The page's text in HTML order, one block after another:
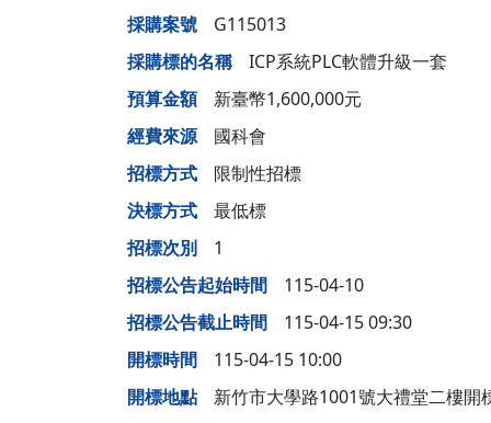
經營管理一組
經營管理二組
職務宿舍管理委員
餐飲管理委員會(光
勞工退休準備金監
無公職人員利益衝突迴避法
身分關係公開專區
博愛校區防洪與排水
採購案號
G115013
採購標的名稱
ICP系統PLC軟體升級一套
預算金額
新臺幣1,600,000元
經費來源
國科會
招標方式
限制性招標
決標方式
最低標
招標次別
1
招標公告起始時間
115-04-10
招標公告截止時間
115-04-15 09:30
開標時間
115-04-15 10:00
開標地點
新竹市大學路1001號大禮堂二樓開